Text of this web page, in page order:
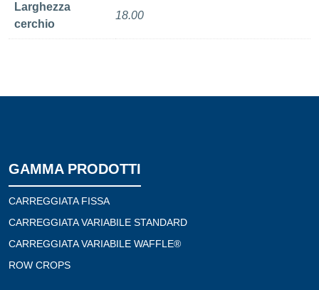
Larghezza
cerchio
18.00
GAMMA PRODOTTI
CARREGGIATA FISSA
CARREGGIATA VARIABILE STANDARD
CARREGGIATA VARIABILE WAFFLE®
ROW CROPS